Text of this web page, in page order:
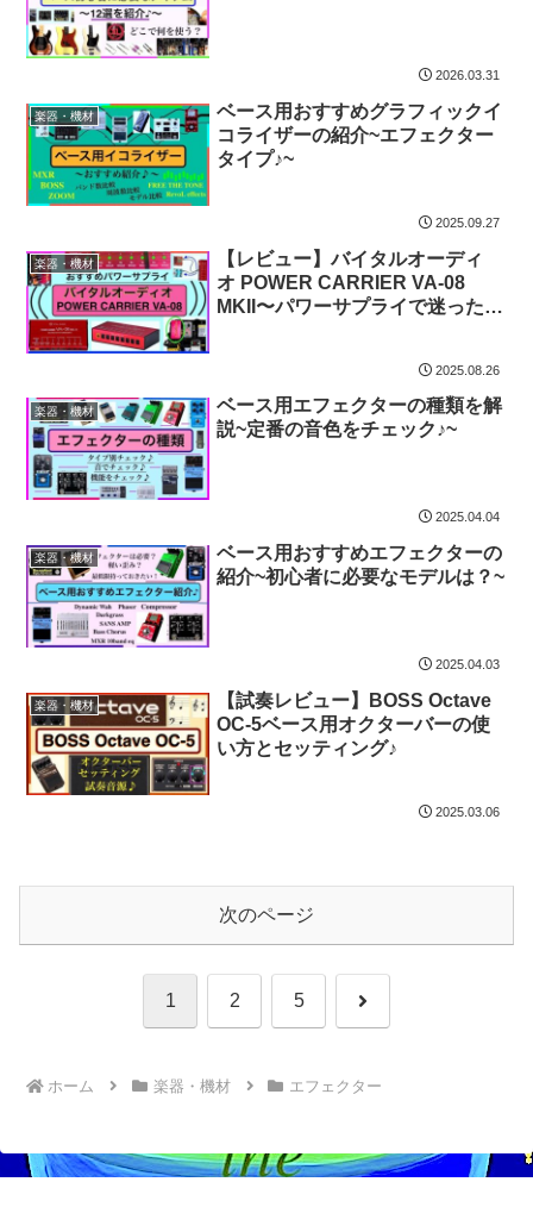
2026.03.31
楽器・機材
ベース用おすすめグラフィックイ
コライザーの紹介~エフェクター
タイプ♪~
2025.09.27
楽器・機材
【レビュー】バイタルオーディ
オ POWER CARRIER VA-08
MKII〜パワーサプライで迷ったら
2025.08.26
楽器・機材
ベース用エフェクターの種類を解
説~定番の音色をチェック♪~
2025.04.04
楽器・機材
ベース用おすすめエフェクターの
紹介~初心者に必要なモデルは？~
2025.04.03
楽器・機材
【試奏レビュー】BOSS Octave
OC-5ベース用オクターバーの使
い方とセッティング♪
2025.03.06
次のページ
1 2 5 次
ホーム 楽器・機材 エフェクター